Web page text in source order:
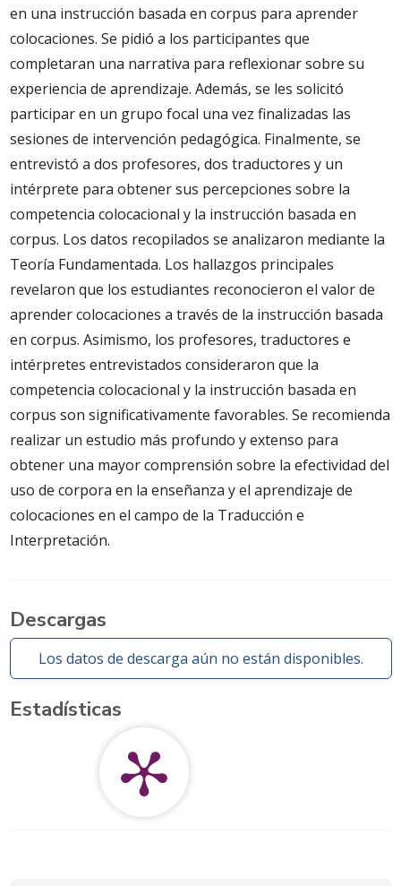
en una instrucción basada en corpus para aprender
colocaciones. Se pidió a los participantes que
completaran una narrativa para reflexionar sobre su
experiencia de aprendizaje. Además, se les solicitó
participar en un grupo focal una vez finalizadas las
sesiones de intervención pedagógica. Finalmente, se
entrevistó a dos profesores, dos traductores y un
intérprete para obtener sus percepciones sobre la
competencia colocacional y la instrucción basada en
corpus. Los datos recopilados se analizaron mediante la
Teoría Fundamentada. Los hallazgos principales
revelaron que los estudiantes reconocieron el valor de
aprender colocaciones a través de la instrucción basada
en corpus. Asimismo, los profesores, traductores e
intérpretes entrevistados consideraron que la
competencia colocacional y la instrucción basada en
corpus son significativamente favorables. Se recomienda
realizar un estudio más profundo y extenso para
obtener una mayor comprensión sobre la efectividad del
uso de corpora en la enseñanza y el aprendizaje de
colocaciones en el campo de la Traducción e
Interpretación.
Descargas
Los datos de descarga aún no están disponibles.
Estadísticas